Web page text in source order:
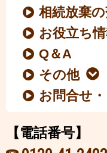
相続放棄
お役立ち
Q＆A
その他
お問合せ
【電話番号】